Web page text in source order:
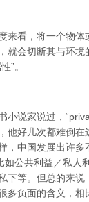
来看，将一个物体
就会切断其与环境
”。
小说家说过，
他好几次都难倒在
，中国发展出许多
如公共利益／私人
下等。但总的来说
多负面的含义，相